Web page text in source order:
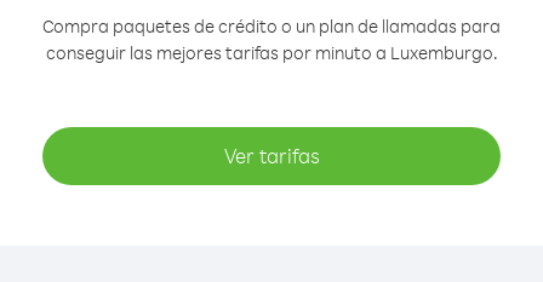
Compra paquetes de crédito o un plan de llamadas para
conseguir las mejores tarifas por minuto a Luxemburgo.
Ver tarifas